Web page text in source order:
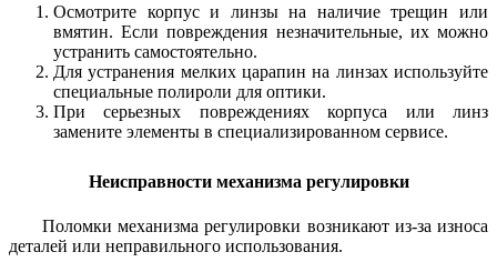
Осмотрите корпус и линзы на наличие трещин или
вмятин. Если повреждения незначительные, их можно
устранить самостоятельно.
Для устранения мелких царапин на линзах используйте
специальные полироли для оптики.
При серьезных повреждениях корпуса или линз
замените элементы в специализированном сервисе.
Неисправности механизма регулировки
Поломки механизма регулировки возникают из-за износа
деталей или неправильного использования.